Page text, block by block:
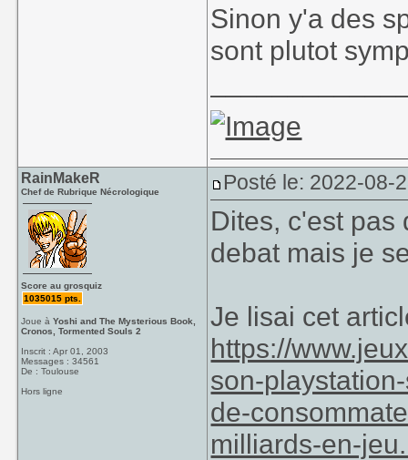
Sinon y'a des
sont plutot
RainMakeR
Chef de Rubrique Nécrologique
Score au grosquiz
1035015 pts.
Joue àYoshi and The Mysterious Book,
Cronos, Tormented Souls 2
Inscrit : Apr 01, 2003
Messages : 34561
De : Toulouse
Hors ligne
Posté le: 2022-08-
Dites, c'est pas
debat mais je
Je lisai cet
https://
son-
de-
milliards-en-